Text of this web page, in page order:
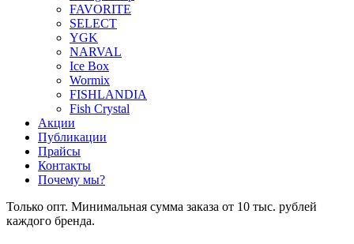
FAVORITE
SELECT
YGK
NARVAL
Ice Box
Wormix
FISHLANDIA
Fish Crystal
Акции
Публикации
Прайсы
Контакты
Почему мы?
Только опт. Минимальная сумма заказа от 10 тыс. рублей
каждого бренда.